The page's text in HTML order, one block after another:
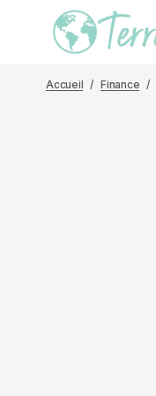
Accueil Finance